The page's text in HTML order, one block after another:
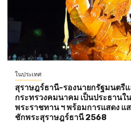
ในประเทศ
สุราษฎร์ธานี-รองนายกรัฐมนตรี
กระทรวงคมนาคม เป็นประธานใ
พระราชทาน ฯ พร้อมการแสดง แส
ชักพระสุราษฎร์ธานี 2568